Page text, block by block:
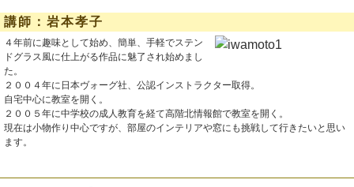
講師：岩本孝子
４年前に趣味として始め、簡単、手軽でステン
ドグラス風に仕上がる作品に魅了され始めまし
た。
２００４年に日本ヴォーグ社、公認インストラクター取得。
自宅中心に教室を開く。
２００５年に中学校の成人教育を経て高階北情報館で教室を開く。
現在は小物作り中心ですが、部屋のインテリアや窓にも挑戦して行きたいと思い
ます。